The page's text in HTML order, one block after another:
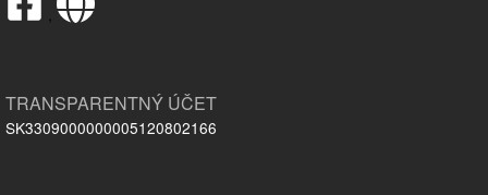
,
TRANSPARENTNÝ ÚČET
SK3309000000005120802166